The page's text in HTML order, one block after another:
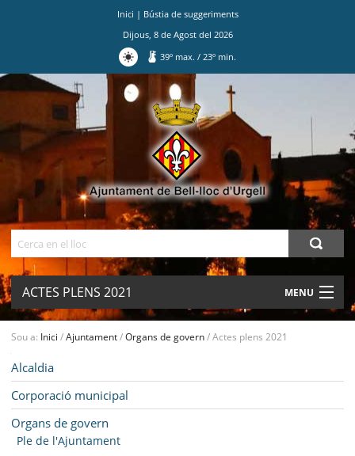
Inici | Bústia de suggeriments
Dijous, 8de Agostdel 2026
39º max./ 23º min.
ACTES PLENS 2021 MENU
MUNICIPI
SEU ELECTRÒNICA
BELL-LLOC SOLUCIONA
Sou a: Inici /Ajuntament/Organs de govern/Actes plens 2021
Alcaldia
Corporació municipal
Organs de govern
Ple de l'Ajuntament